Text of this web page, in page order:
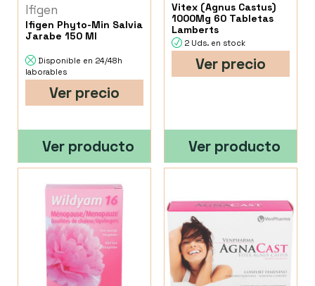
Ifigen
Ifigen Phyto-Min Salvia
Jarabe 150 Ml
Disponible en 24/48h
laborables
Ver precio
Ver producto
Vitex (Agnus Castus)
1000Mg 60 Tabletas
Lamberts
2 Uds. en stock
Ver precio
Ver producto